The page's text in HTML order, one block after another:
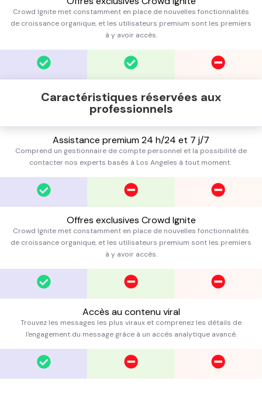
Crowd Ignite met constamment en place de nouvelles fonctionnalités
de croissance organique, et les utilisateurs premium sont les premiers
à y avoir accès.
Caractéristiques réservées aux
professionnels
Assistance premium 24 h/24 et 7 j/7
Comprend un gestionnaire de compte personnel et la possibilité de
contacter nos experts basés à Los Angeles à tout moment.
Offres exclusives Crowd Ignite
Crowd Ignite met constamment en place de nouvelles fonctionnalités
de croissance organique, et les utilisateurs premium sont les premiers
à y avoir accès.
Accès au contenu viral
Trouvez les messages les plus viraux et comprenez les détails de
l'engagement du message grâce à un accès analytique avancé.